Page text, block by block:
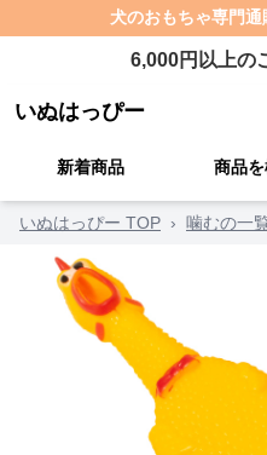
犬のおもちゃ専門通
6,000円以上の
いぬはっぴー
新着商品 商品
いぬはっぴー TOP › 噛むの一